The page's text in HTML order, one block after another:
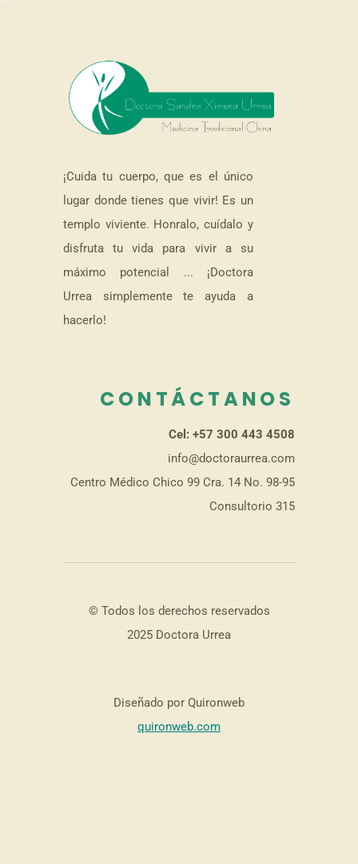
¡Cuida tu cuerpo, que es el único
lugar donde tienes que vivir! Es un
templo viviente. Honralo, cuídalo y
disfruta tu vida para vivir a su
máximo potencial ... ¡Doctora
Urrea simplemente te ayuda a
hacerlo!
CONTÁCTANOS
Cel: +57 300 443 4508
info@doctoraurrea.com
Centro Médico Chico 99 Cra. 14 No. 98-95
Consultorio 315
© Todos los derechos reservados
2025 Doctora Urrea
Diseñado por Quironweb
quironweb.com